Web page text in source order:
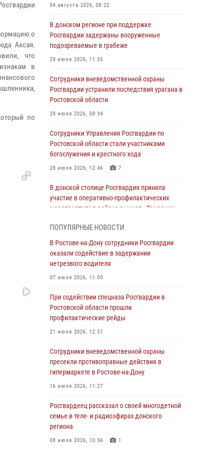
о
Аксая.
что
в
по
04 августа 2026, 08:22
В донском регионе при поддержке
Росгвардии задержаны вооруженные
подозреваемые в грабеже
29 июля 2026, 11:35
Сотрудники вневедомственной охраны
Росгвардии устранили последствия урагана в
Ростовской области
29 июля 2026, 08:34
Сотрудники Управления Росгвардии по
Ростовской области стали участниками
богослужения и крестного хода
28 июля 2026, 12:46 7
В донской столице Росгвардия приняла
участие в оперативно-профилактических
мероприятиях в районе рынков «Темерник»
Росгвардейцы из Ростовской области
приняли участие в молебне в честь небесного
покровителя князя Владимира и Крещения
При содействии спецназа Росгвардии в
Ростовской области прошли
В Ростовской области экипаж
вневедомственной охраны задержал
17 июля 2026, 07:24
Сотрудники вневедомственной охраны
пресекли противоправные действия в
ПОПУЛЯРНЫЕ НОВОСТИ
В Ростове-на-Дону сотрудники Росгвардии
оказали содействие в задержании
нетрезвого водителя
07 июля 2026, 11:05
При содействии спецназа Росгвардии в
Ростовской области прошли
профилактические рейды
21 июля 2026, 12:51
Сотрудники вневедомственной охраны
пресекли противоправные действия в
гипермаркете в Ростове-на-Дону
16 июля 2026, 11:27
Росгвардеец рассказал о своей многодетной
семье в теле- и радиоэфирах донского
региона
08 июля 2026, 10:56 1